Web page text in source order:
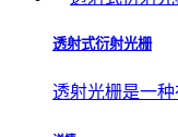
透射式衍射光栅
透射光栅是一